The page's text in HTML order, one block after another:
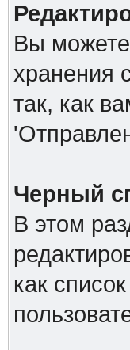
Вы можете
хранения
так, как
Черный
В этом
как